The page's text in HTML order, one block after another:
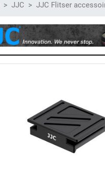
JJC JJC Flitser